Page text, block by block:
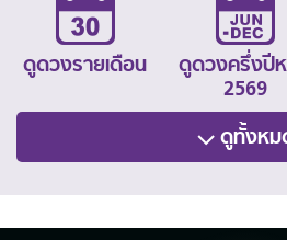
ดูดวงรายเดือน
ดูดวงครึ่งปี
2569
ดูทั้งหม